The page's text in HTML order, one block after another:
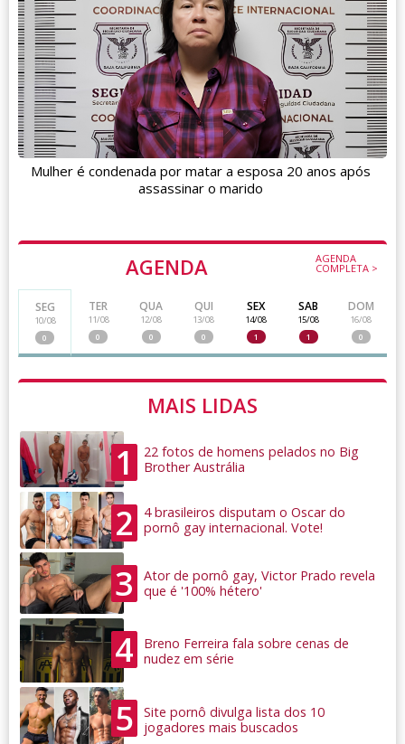
AGENDA AGENDA
COMPLETA >
SEG
10/08
0
TER
11/08
0
QUA
12/08
0
QUI
13/08
0
SEX
14/08
1
SAB
15/08
1
DOM
16/08
0
MAIS LIDAS
1
22 fotos de homens pelados no Big
Brother Austrália
2
4 brasileiros disputam o Oscar do
pornô gay internacional. Vote!
3
Ator de pornô gay, Victor Prado revela
que é '100% hétero'
4
Breno Ferreira fala sobre cenas de
nudez em série
5
Site pornô divulga lista dos 10
jogadores mais buscados
Mulher é condenada por matar a esposa 20 anos após
assassinar o marido